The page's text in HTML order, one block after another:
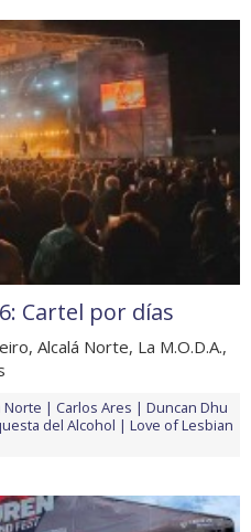
Cartel por días
Alcalá Norte, La M.O.D.A.,
Norte Carlos Ares
Duncan Dhu
del Alcohol
Love of Lesbian